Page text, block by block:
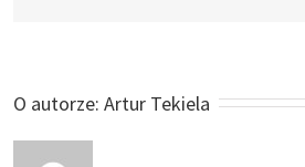
O autorze: Artur Tekiela